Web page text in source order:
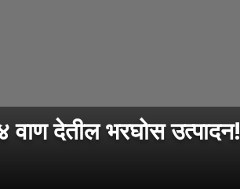
देतील भरघोस उत्पादन!